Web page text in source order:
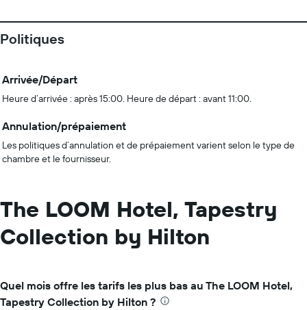
Politiques
Arrivée/Départ
Heure d’arrivée : après 15:00. Heure de départ : avant 11:00.
Annulation/prépaiement
Les politiques d’annulation et de prépaiement varient selon le type de
chambre et le fournisseur.
The LOOM Hotel, Tapestry
Collection by Hilton
Quel mois offre les tarifs les plus bas au The LOOM Hotel,
Tapestry Collection by Hilton ?